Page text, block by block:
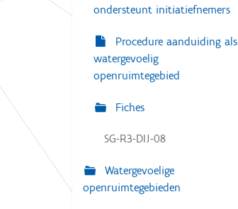
ondersteunt initiatiefnemers
Procedure aanduiding als
watergevoelig
openruimtegebied
Fiches
SG-R3-DIJ-08
Watergevoelige
openruimtegebieden